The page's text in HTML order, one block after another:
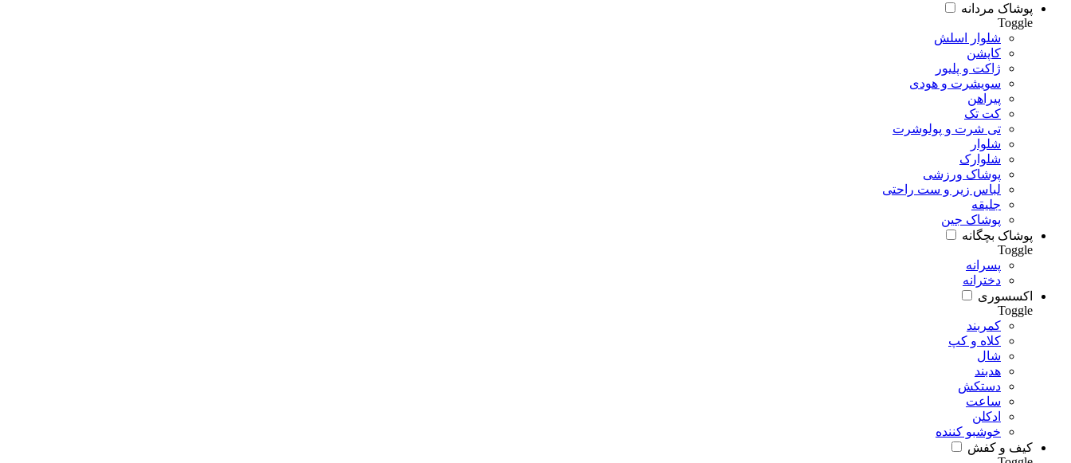
پوشاک مردانه
Toggle
شلوار اسلش
کاپشن
ژاکت و پلیور
سویشرت و هودی
پیراهن
کت تک
تی شرت و پولوشرت
شلوار
شلوارک
پوشاک ورزشی
لباس زیر و ست راحتی
جلیقه
پوشاک جین
پوشاک بچگانه
Toggle
پسرانه
دخترانه
اکسسوری
Toggle
کمربند
کلاه و کپ
شال
هدبند
دستکش
ساعت
ادکلن
خوشبو کننده
کیف و کفش